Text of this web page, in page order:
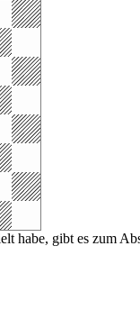
habe, gibt es zum